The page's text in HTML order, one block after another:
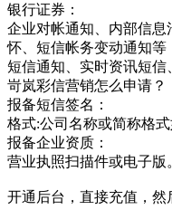
银行证券：
企业对帐通知、内部信
怀、短信帐务变动通知等
短信通知、实时资讯短信
岢岚彩信营销怎么申请？
报备短信签名：
格式:公司名称或简称格
报备企业资质：
营业执照扫描件或电子版
开通后台，直接充值，然